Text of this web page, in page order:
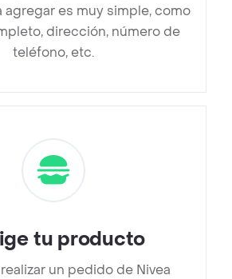
agregar es muy simple, como
dirección, número de
teléfono, etc.
tu producto
un pedido de Nivea